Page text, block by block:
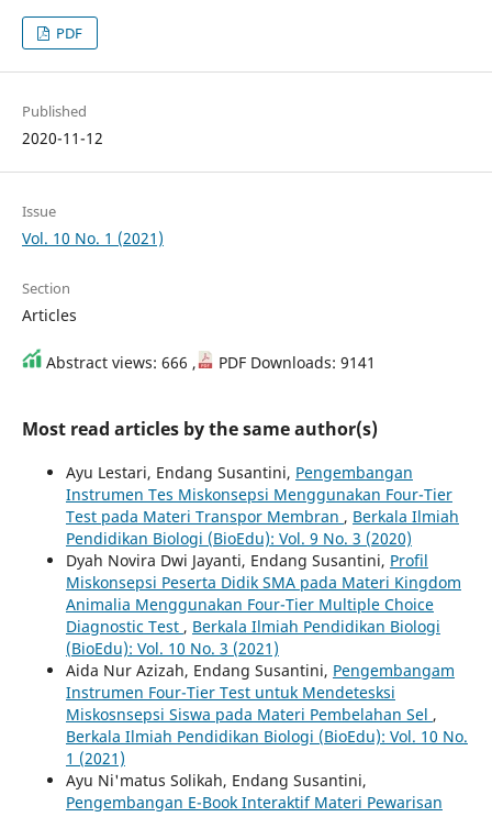
PDF
Published
2020-11-12
Issue
Vol. 10 No. 1 (2021)
Section
Articles
Abstract views: 666 , PDF Downloads: 9141
Most read articles by the same author(s)
Ayu Lestari, Endang Susantini, Pengembangan
Instrumen Tes Miskonsepsi Menggunakan Four-Tier
Test pada Materi Transpor Membran , Berkala Ilmiah
Pendidikan Biologi (BioEdu): Vol. 9 No. 3 (2020)
Dyah Novira Dwi Jayanti, Endang Susantini, Profil
Miskonsepsi Peserta Didik SMA pada Materi Kingdom
Animalia Menggunakan Four-Tier Multiple Choice
Diagnostic Test , Berkala Ilmiah Pendidikan Biologi
(BioEdu): Vol. 10 No. 3 (2021)
Aida Nur Azizah, Endang Susantini, Pengembangam
Instrumen Four-Tier Test untuk Mendetesksi
Miskosnsepsi Siswa pada Materi Pembelahan Sel ,
Berkala Ilmiah Pendidikan Biologi (BioEdu): Vol. 10 No.
1 (2021)
Ayu Ni'matus Solikah, Endang Susantini,
Pengembangan E-Book Interaktif Materi Pewarisan